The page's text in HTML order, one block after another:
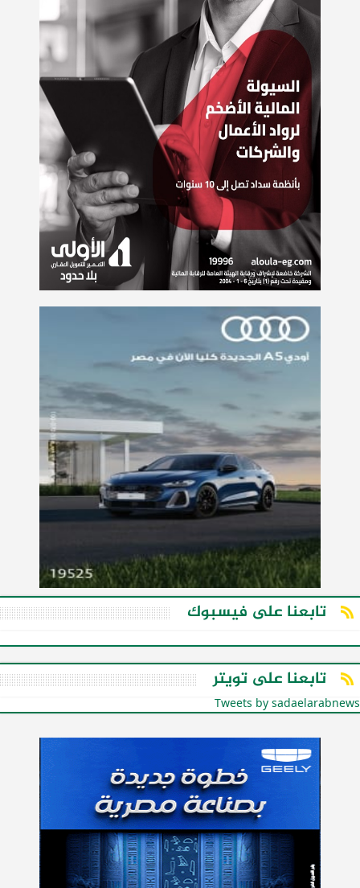
تابعنا على فيسبوك
تابعنا على تويتر
Tweets by sadaelarabnews